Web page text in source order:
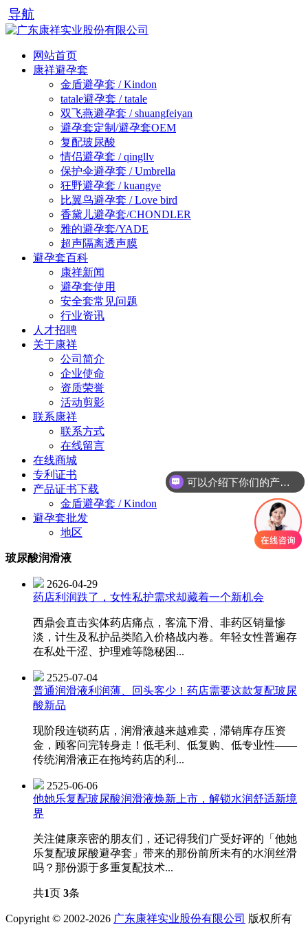
导航
网站首页
康祥避孕套
金盾避孕套 / Kindon
tatale避孕套 / tatale
双飞燕避孕套 / shuangfeiyan
避孕套定制/避孕套OEM
复配玻尿酸
情侣避孕套 / qingllv
保护伞避孕套 / Umbrella
狂野避孕套 / kuangye
比翼鸟避孕套 / Love bird
香黛儿避孕套/CHONDLER
雅的避孕套/YADE
超声隔离透声膜
避孕套百科
康祥新闻
避孕套使用
安全套常见问题
行业资讯
人才招聘
关于康祥
公司简介
企业使命
资质荣誉
活动剪影
联系康祥
联系方式
在线留言
在线商城
专利证书
产品证书下载
金盾避孕套 / Kindon
避孕套批发
地区
玻尿酸润滑液
2626-04-29
药店利润跌了，女性私护需求却藏着一个新机会
西鼎会直击实体药店痛点，客流下滑、非药区销量惨
淡，计生及私护品类陷入价格战内卷。年轻女性普遍存
在私处干涩、护理难等隐秘困...
2525-07-04
普通润滑液利润薄、回头客少！药店需要这款复配玻尿
酸新品
现阶段连锁药店，润滑液越来越难卖，滞销库存压资
金，顾客问完转身走！低毛利、低复购、低专业性——
传统润滑液正在拖垮药店的利...
2525-06-06
他她乐复配玻尿酸润滑液焕新上市，解锁水润舒适新境
界
关注健康亲密的朋友们，还记得我们广受好评的「他她
乐复配玻尿酸避孕套」带来的那份前所未有的水润丝滑
吗？那份源于多重复配技术...
共1页 3条
Copyright © 2002-2026 广东康祥实业股份有限公司 版权所有
可以介绍下你们的产品么？